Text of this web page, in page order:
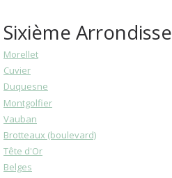
Sixième
Morellet
Cuvier
Duquesne
Montgolfier
Vauban
Brotteaux (boulevard)
Tête d'Or
Belges